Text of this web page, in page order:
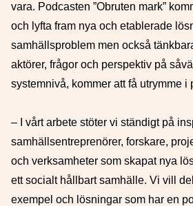
vara. Podcasten ”Obruten mark”
och lyfta fram nya och etablerade
samhällsproblem men också
aktörer, frågor och perspektiv på
systemnivå, kommer att få utrymme i
–
I vårt arbete stöter vi ständigt på
samhällsentreprenörer, forskare,
och verksamheter som skapat nya
ett socialt hållbart samhälle. Vi vill
exempel och lösningar som har en